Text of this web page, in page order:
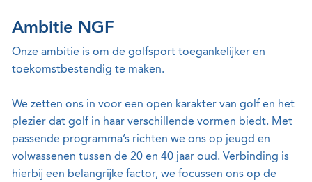
Ambitie NGF
Onze ambitie is om de golfsport toegankelijker en
toekomstbestendig te maken.
We zetten ons in voor een open karakter van golf en het
plezier dat golf in haar verschillende vormen biedt. Met
passende programma’s richten we ons op jeugd en
volwassenen tussen de 20 en 40 jaar oud. Verbinding is
hierbij een belangrijke factor, we focussen ons op de